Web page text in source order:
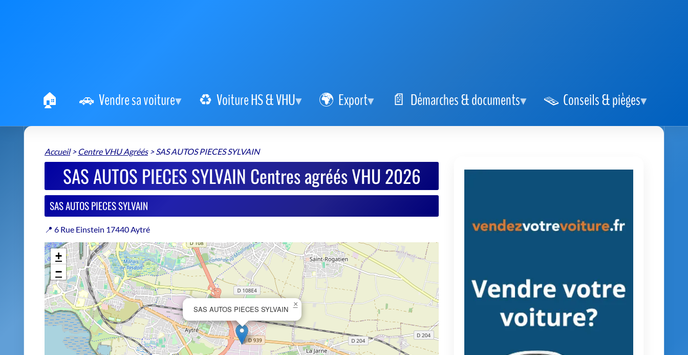
Vendre sa voiture Voiture HS & VHU Export Démarches & documents Conseils & pièges
Accueil> Centre VHU Agréés>SAS AUTOS PIECES SYLVAIN
SAS AUTOS PIECES SYLVAIN Centres agréés VHU 2026
SAS AUTOS PIECES SYLVAIN
📍 6 Rue Einstein 17440 Aytré
SAS AUTOS PIECES SYLVAIN
×
+
−